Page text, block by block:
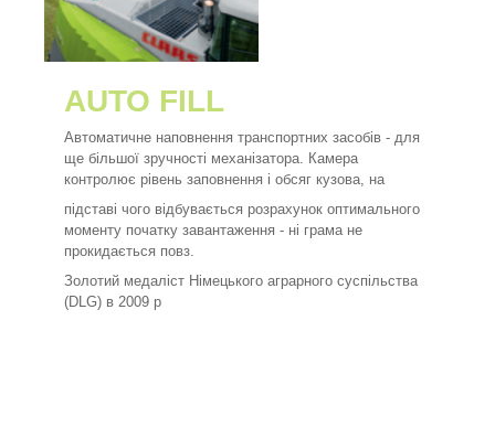
AUTO FILL
Автоматичне наповнення транспортних засобів - для
ще більшої зручності механізатора. Камера
контролює рівень заповнення і обсяг кузова, на
підставі чого відбувається розрахунок оптимального
моменту початку завантаження - ні грама не
прокидається повз.
Золотий медаліст Німецького аграрного суспільства
(DLG) в 2009 р